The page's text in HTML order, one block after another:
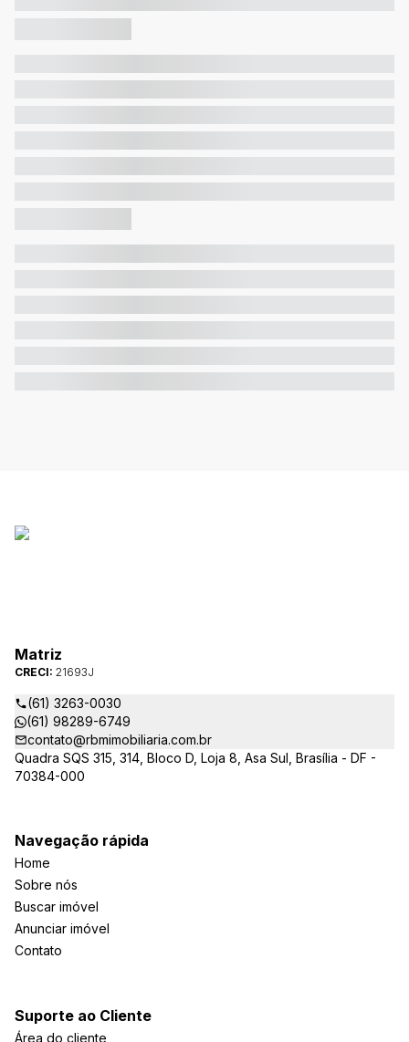
Matriz
CRECI: 21693J
(61) 3263-0030
(61) 98289-6749
contato@rbmimobiliaria.com.br
Quadra SQS 315, 314, Bloco D, Loja 8, Asa Sul, Brasília - DF -
70384-000
Navegação rápida
Home
Sobre nós
Buscar imóvel
Anunciar imóvel
Contato
Suporte ao Cliente
Área do cliente